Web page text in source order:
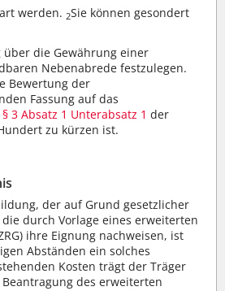
werden. 2Sie können gesondert
über die Gewährung einer
Nebenabrede festzulegen.
Bewertung der
Fassung auf das
§ 3 Absatz 1 Unterabsatz 1 der
zu kürzen ist.
der auf Grund gesetzlicher
durch Vorlage eines erweiterten
ihre Eignung nachweisen, ist
Abständen ein solches
Kosten trägt der Träger
des erweiterten